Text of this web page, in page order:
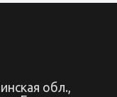
обл.,